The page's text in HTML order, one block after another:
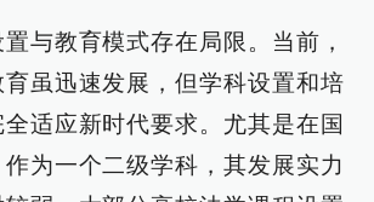
与教育模式存在局限。当前，
虽迅速发展，但学科设置和培
适应新时代要求。尤其是在国
为一个二级学科，其发展实力